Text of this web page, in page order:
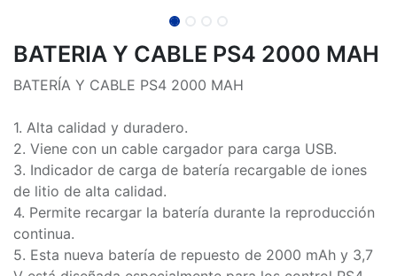
BATERIA Y CABLE PS4 2000 MAH
BATERÍA Y CABLE PS4 2000 MAH
1. Alta calidad y duradero.
2. Viene con un cable cargador para carga USB.
3. Indicador de carga de batería recargable de iones
de litio de alta calidad.
4. Permite recargar la batería durante la reproducción
continua.
5. Esta nueva batería de repuesto de 2000 mAh y 3,7